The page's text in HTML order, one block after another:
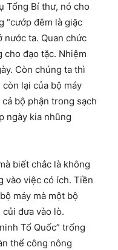
Tổng Bí thư, nó cho
“cướp đêm là giặc
nước ta. Quan chức
cho đạo tặc. Nhiệm
Còn chúng ta thì
lại của bộ máy
bộ phận trong sạch
ngày kia nhũng
biết chắc là không
vào việc có ích. Tiền
máy mà một bộ
đưa vào lò.
Tổ Quốc” trống
thể công nông